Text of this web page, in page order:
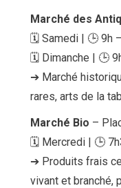
Marché des
🗓 Samedi | 🕒 9h
🗓 Dimanche | 🕒
➔ Marché
rares, arts de la
Marché Bio –
🗓 Mercredi | 🕒
➔ Produits frais
vivant et branché,